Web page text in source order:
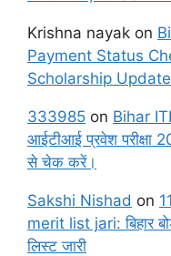
Krishna nayak on
Payment Status
Scholarship Update
333985 on Bihar
आईटीआई प्रवेश परीक्षा
से चेक करें।
Sakshi Nishad on
merit list jari: बिहार
लिस्ट जारी